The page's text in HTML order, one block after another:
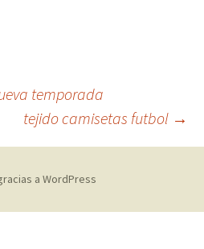
temporada
tejido camisetas futbol →
a WordPress